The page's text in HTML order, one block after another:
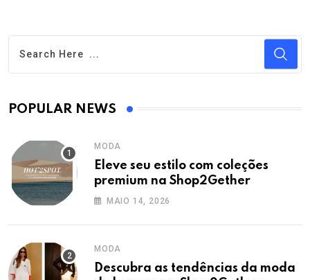
POPULAR NEWS
MODA
Eleve seu estilo com coleções
premium na Shop2Gether
MAIO 14, 2026
MODA
Descubra as tendências da moda